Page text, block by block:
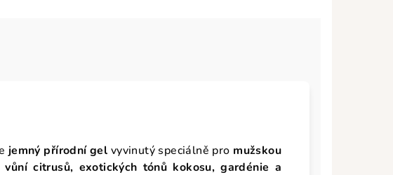
jemný přírodní gel vyvinutý speciálně pro mužskou
vůní citrusů, exotických tónů kokosu, gardénie a